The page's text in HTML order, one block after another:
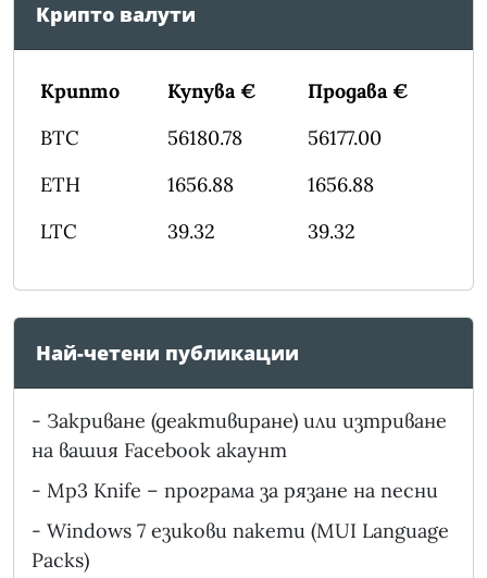
Крипто валути
Крипто Купува €
Продава €
BTC
56180.78
56177.00
ETH
1656.88
1656.88
LTC
39.32 39.32
Най-четени публикации
- Закриване (деактивиране) или изтриване
на вашия Facebook акаунт
- Mp3 Knife – програма за рязане на песни
- Windows 7 езикови пакети (MUI Language
Packs)